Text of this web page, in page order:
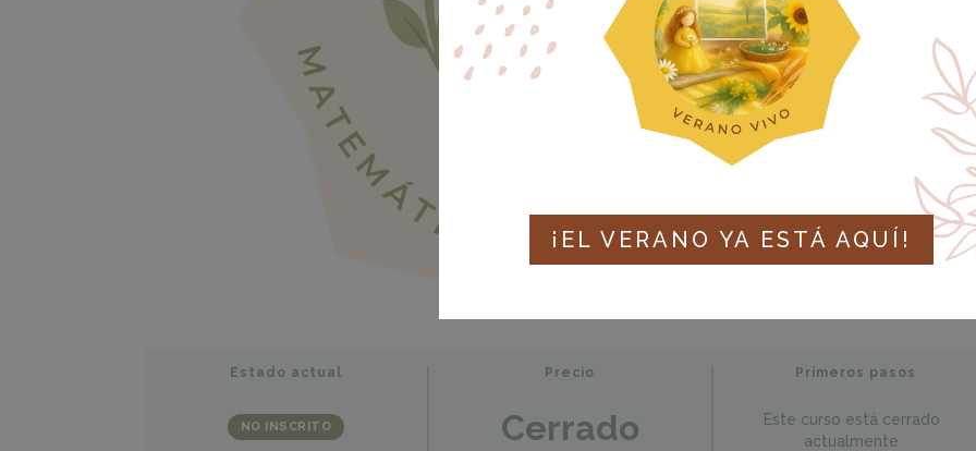
Estado actual
NO INSCRITO
Precio
Cerrado
Primeros pasos
Este curso está cerrado
actualmente
¡EL VERANO YA ESTÁ AQUÍ!